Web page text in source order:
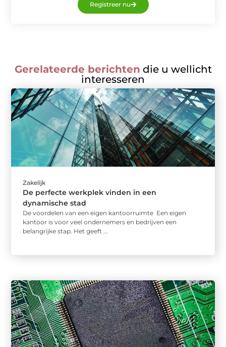
Registreer nu
Gerelateerde berichten die u wellicht
interesseren
Zakelijk
De perfecte werkplek vinden in een
dynamische stad
De voordelen van een eigen kantoorruimte Een eigen
kantoor is voor veel ondernemers en bedrijven een
belangrijke stap. Het geeft ...